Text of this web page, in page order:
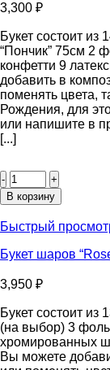
3,300 ₽
Букет состоит
“Пончик” 75см 2
конфетти 9
добавить в
поменять цвета,
Рождения, для
или напишите в
[...]
товара
Букет
шаров
“Лимонный
В корзину
Быстрый
Букет шаров
3,950 ₽
Букет состоит
(на выбор) 3
хромированных
Вы можете